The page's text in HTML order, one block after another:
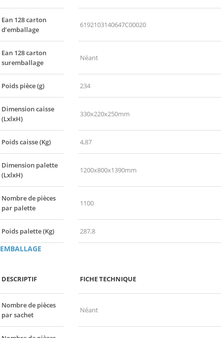
Ean 128 carton
d’emballage
6192103140647C00020
Ean 128 carton
suremballage
Néant
Poids pièce (g) 234
Dimension caisse
(LxlxH)
330x220x250mm
Poids caisse (Kg) 4,87
Dimension palette
(LxlxH)
1200x800x1390mm
Nombre de pièces
par palette
1100
Poids palette (Kg) 287,8
EMBALLAGE
DESCRIPTIF FICHE TECHNIQUE
Nombre de pièces
par sachet
Néant